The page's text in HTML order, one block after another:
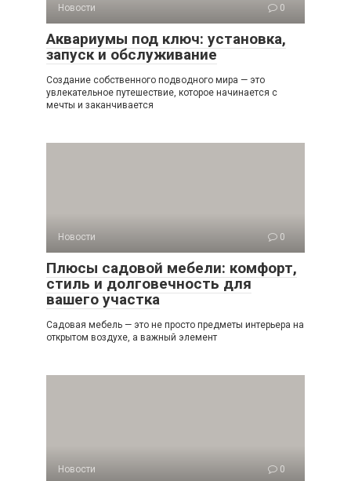
Новости 0
Аквариумы под ключ: установка,
запуск и обслуживание
Создание собственного подводного мира — это
увлекательное путешествие, которое начинается с
мечты и заканчивается
Новости 0
Плюсы садовой мебели: комфорт,
стиль и долговечность для
вашего участка
Садовая мебель — это не просто предметы интерьера на
открытом воздухе, а важный элемент
Новости 0